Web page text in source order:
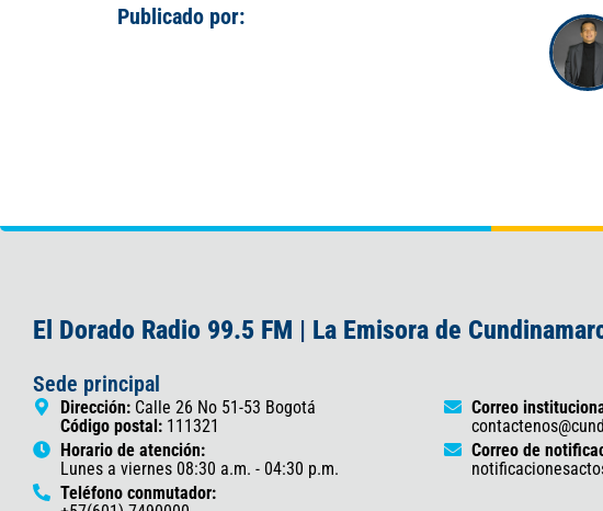
Publicado por:
El Dorado Radio 99.5 FM | La Emisora de
Sede principal
Dirección: Calle 26 No 51-53 Bogotá
Código postal: 111321
Horario de atención:
Lunes a viernes 08:30 a.m. - 04:30 p.m.
Teléfono conmutador:
Correo
Correo de